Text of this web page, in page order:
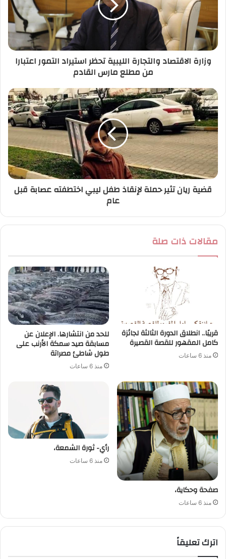
ك
ر
وزارة الاقتصاد والتجارة الليبية تحظر استيراد التمور اعتبارا
من مطلع مارس القادم
قضية ريان تثير حملة لإنقاذ طفل ليبي اختطفته عصابة قبل
عام
مقالات ذات صلة
قريبًا.. انطلاق الدورة الثالثة لجائزة
كامل المقهور للقصة القصيرة
منذ 6 ساعات
للحد من انتشارها. الإعلان عن
مسابقة صيد سمكة الأرنب على
طول شاطئ مصراتة
منذ 6 ساعات
صفحة وحكاية،
منذ 6 ساعات
رأي- ثورة الشمعة،
منذ 6 ساعات
اترك تعليقاً